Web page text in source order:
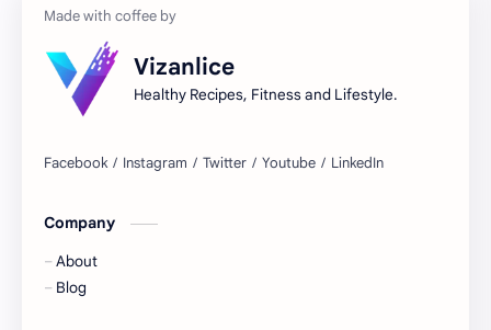
Astuces
Avocat
Beauté
Betterave
Vizanlice
Healthy Recipes, Fitness and Lifestyle.
Company
About
Blog